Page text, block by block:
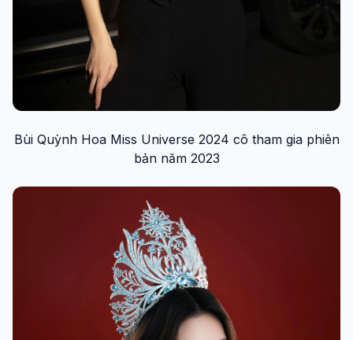
Bùi Quỳnh Hoa Miss Universe 2024 cô tham gia phiên
bản năm 2023